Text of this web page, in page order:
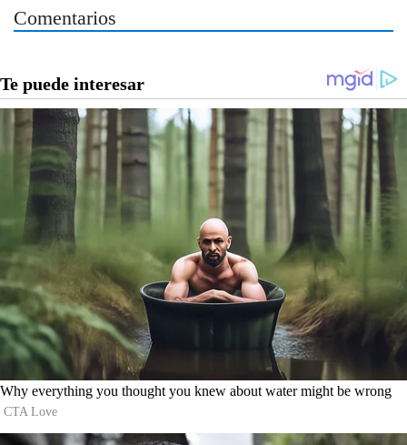
Comentarios